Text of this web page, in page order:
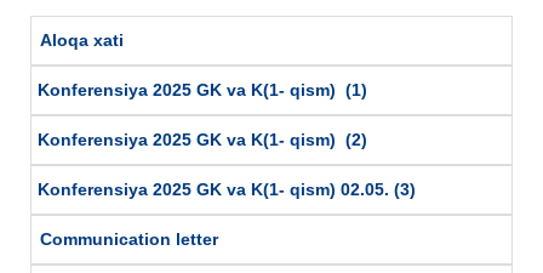
Aloqa xati
Konferensiya 2025 GK va K(1- qism) (1)
Konferensiya 2025 GK va K(1- qism) (2)
Konferensiya 2025 GK va K(1- qism) 02.05. (3)
Communication letter